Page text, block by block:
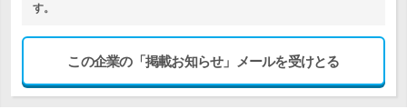
す。
この企業の「掲載お知らせ」メールを受けとる